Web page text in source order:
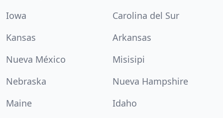
Iowa
Carolina del Sur
Kansas
Arkansas
Nueva México
Misisipi
Nebraska
Nueva Hampshire
Maine
Idaho